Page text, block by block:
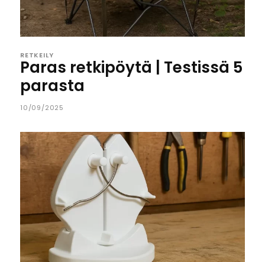
RETKEILY
Paras retkipöytä | Testissä 5
parasta
10/09/2025